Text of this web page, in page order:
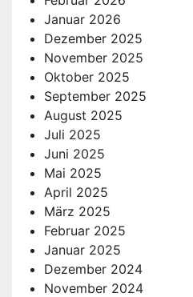
Januar 2026
Dezember 2025
November 2025
Oktober 2025
September 2025
August 2025
Juli 2025
Juni 2025
Mai 2025
April 2025
März 2025
Februar 2025
Januar 2025
Dezember 2024
November 2024